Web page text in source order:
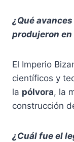
¿Qué
produjeron
El Imperio
científicos y
la pólvora, la
construcción
¿Cuál fue el